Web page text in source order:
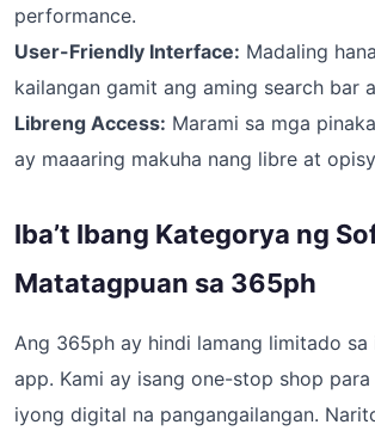
performance.
User-Friendly Interface: Madaling
kailangan gamit ang aming search bar
Libreng Access: Marami sa mga
ay maaaring makuha nang libre at
Iba’t Ibang Kategorya ng
Matatagpuan sa 365ph
Ang 365ph ay hindi lamang limitado sa
app. Kami ay isang one-stop shop
iyong digital na pangangailangan.